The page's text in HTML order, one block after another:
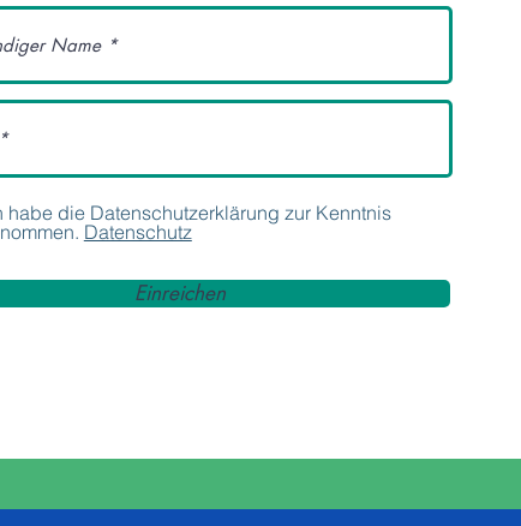
habe die Datenschutzerklärung zur Kenntnis
Datenschutz
Einreichen